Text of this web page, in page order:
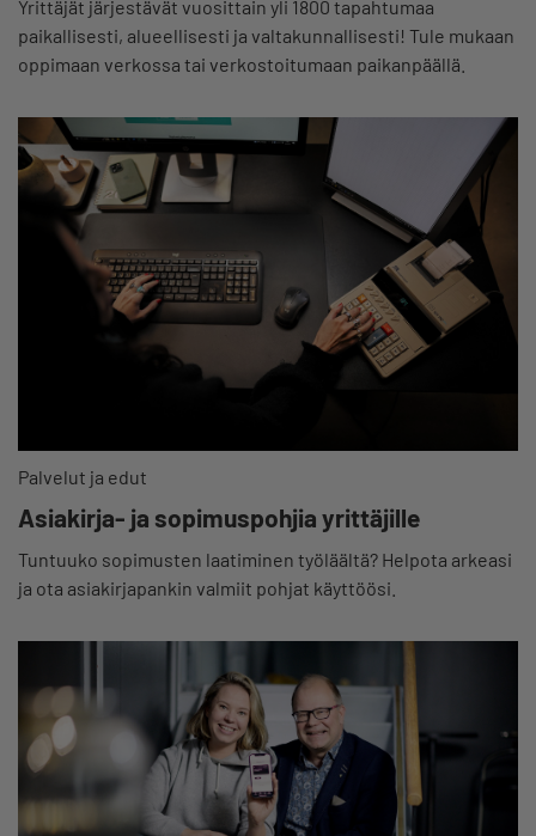
Yrittäjät järjestävät vuosittain yli 1800 tapahtumaa
paikallisesti, alueellisesti ja valtakunnallisesti! Tule mukaan
oppimaan verkossa tai verkostoitumaan paikanpäällä.
Palvelut ja edut
Asiakirja- ja sopimuspohjia yrittäjille
Tuntuuko sopimusten laatiminen työläältä? Helpota arkeasi
ja ota asiakirjapankin valmiit pohjat käyttöösi.